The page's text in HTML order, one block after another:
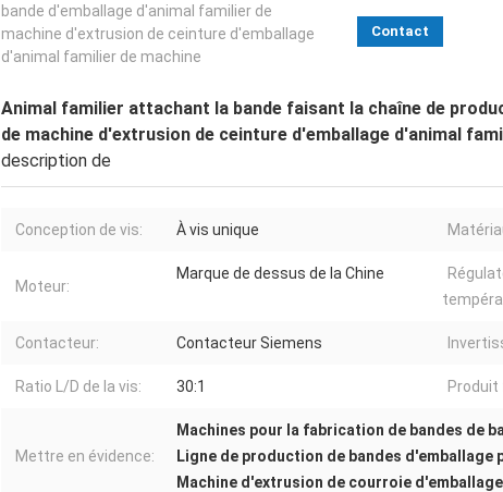
bande d'emballage d'animal familier de
machine d'extrusion de ceinture d'emballage
d'animal familier de machine
Contact
Animal familier attachant la bande faisant la chaîne de
de machine d'extrusion de ceinture d'emballage d'animal
description de
Conception de vis: À vis unique
Moteur:
Marque de dessus de la Chine
Contacteur: Contacteur Siemens
Ratio L/D de la vis: 30:1 Produit
Mettre en évidence:
Machines pour la fabrication de bandes de
Ligne de production de bandes d'emballage
Machine d'extrusion de courroie d'emballage